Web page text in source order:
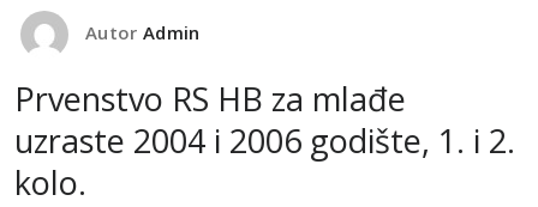
Autor Admin
Prvenstvo RS HB za mlađe
uzraste 2004 i 2006 godište, 1. i 2.
kolo.